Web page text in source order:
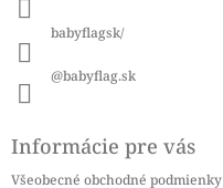
babyflagsk/
@babyflag.sk
Informácie pre vás
Všeobecné obchodné podmienky